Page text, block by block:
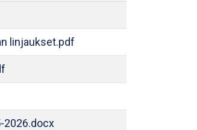
linjaukset.pdf
2026.docx